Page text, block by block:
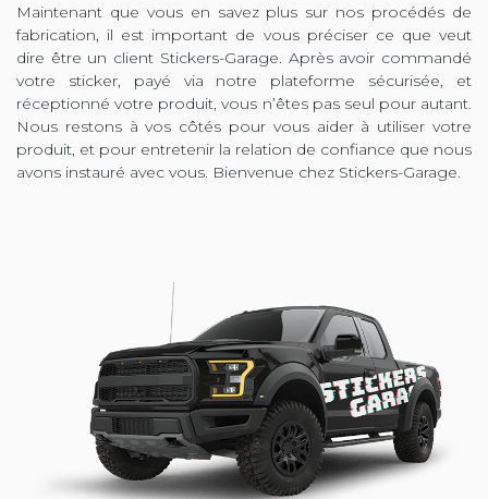
Maintenant que vous en savez plus sur nos procédés de
fabrication, il est important de vous préciser ce que veut
dire être un client Stickers-Garage. Après avoir commandé
votre sticker, payé via notre plateforme sécurisée, et
réceptionné votre produit, vous n’êtes pas seul pour autant.
Nous restons à vos côtés pour vous aider à utiliser votre
produit, et pour entretenir la relation de confiance que nous
avons instauré avec vous. Bienvenue chez Stickers-Garage.